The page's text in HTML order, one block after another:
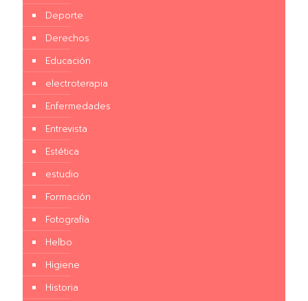
Deporte
Derechos
Educación
electroterapia
Enfermedades
Entrevista
Estética
estudio
Formación
Fotografía
Helbo
Higiene
Historia